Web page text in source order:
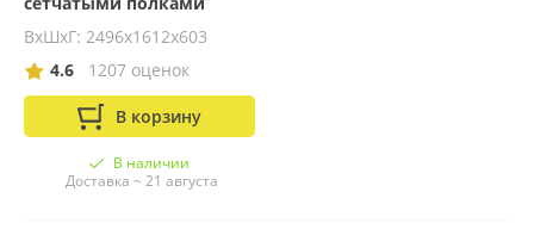
ВхШхГ: 2496x1612x603
4.6
1207 оценок
В корзину
В наличии
Доставка ~ 21 августа